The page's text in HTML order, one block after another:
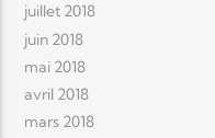
juillet 2018
juin 2018
mai 2018
avril 2018
mars 2018